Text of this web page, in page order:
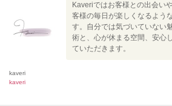
kaveri
kaveri
Kaveriではお客様との出会い
客様の毎日が楽しくなるよう
す。自分では気づいていない
術と、心が休まる空間、安心
ていただきます。